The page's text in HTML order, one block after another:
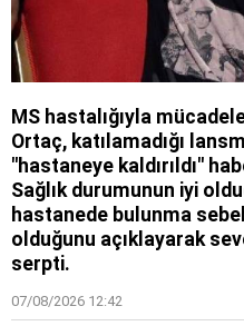
MS hastalığıyla
Ortaç, katılamadığı
"hastaneye kaldırıldı"
Sağlık durumunun iyi
hastanede bulunma
olduğunu açıklayarak
serpti.
07/08/2026 12:42